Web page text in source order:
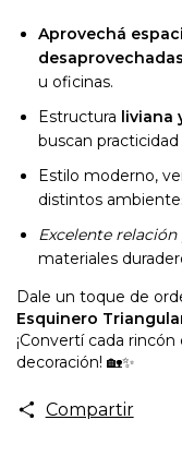
Aprovechá
desaprovechadas
u oficinas.
Estructura liviana
buscan
Estilo moderno,
distintos
Excelente
materiales
Dale un toque de
Esquinero
¡Convertí cada
decoración! 🏡✨
Compartir